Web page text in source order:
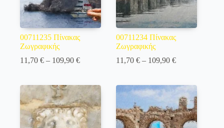
00711235 Πίνακας
Ζωγραφικής
11,70 € – 109,90 €Price
through
109,90 €
00711234 Πίνακας
Ζωγραφικής
11,70€ – 109,90€Price
through
109,90 €